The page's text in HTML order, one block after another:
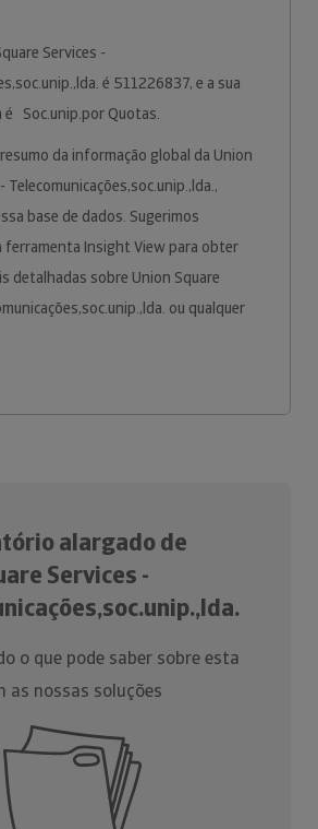
Services -
é 511226837, e a sua
é Soc.unip.por Quotas.
da informação global da Union
Telecomunicações,soc.unip.,lda.,
base de dados. Sugerimos
ferramenta Insight View para obter
detalhadas sobre Union Square
ou qualquer
alargado de
Services -
o que pode saber sobre esta
as nossas soluções